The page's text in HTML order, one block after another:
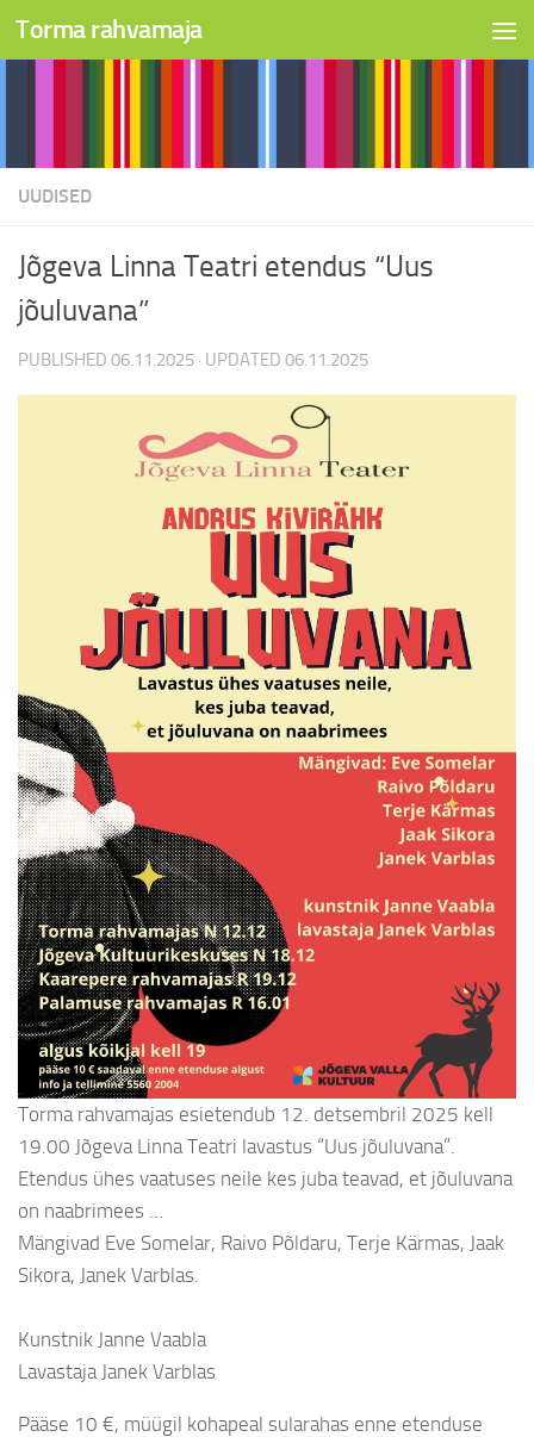
Skip to content
Torma rahvamaja
UUDISED
Jõgeva Linna Teatri etendus “Uus
jõuluvana”
PUBLISHED 06.11.2025 · UPDATED 06.11.2025
Torma rahvamajas esietendub 12. detsembril 2025 kell
19.00 Jõgeva Linna Teatri lavastus “Uus jõuluvana”.
Etendus ühes vaatuses neile kes juba teavad, et jõuluvana
on naabrimees …
Mängivad Eve Somelar, Raivo Põldaru, Terje Kärmas, Jaak
Sikora, Janek Varblas.
Kunstnik Janne Vaabla
Lavastaja Janek Varblas
Pääse 10 €, müügil kohapeal sularahas enne etenduse